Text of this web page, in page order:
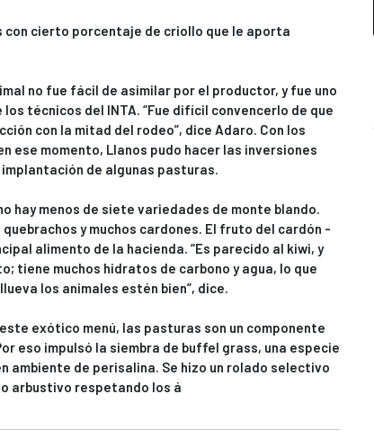
con cierto porcentaje de criollo que le aporta
no fue fácil de asimilar por el productor, y fue uno
técnicos del INTA. “Fue difícil convencerlo de que
con la mitad del rodeo”, dice Adaro. Con los
ese momento, Llanos pudo hacer las inversiones
de algunas pasturas.
hay menos de siete variedades de monte blando.
y muchos cardones. El fruto del cardón -
alimento de la hacienda. “Es parecido al kiwi, y
tiene muchos hidratos de carbono y agua, lo que
los animales estén bien”, dice.
exótico menú, las pasturas son un componente
eso impulsó la siembra de buffel grass, una especie
ambiente de perisalina. Se hizo un rolado selectivo
arbustivo respetando los á